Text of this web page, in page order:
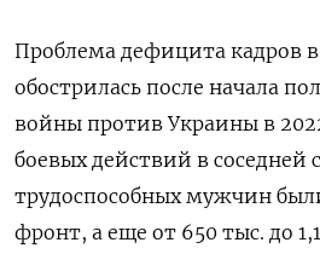
Проблема дефицита кадров
обострилась после начала
войны против Украины в
боевых действий в соседней
трудоспособных мужчин
фронт, а еще от 650 тыс. до